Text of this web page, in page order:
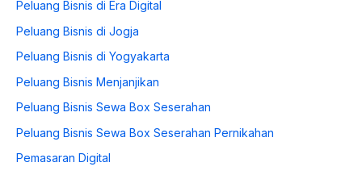
Peluang Bisnis di Era Digital
Peluang Bisnis di Jogja
Peluang Bisnis di Yogyakarta
Peluang Bisnis Menjanjikan
Peluang Bisnis Sewa Box Seserahan
Peluang Bisnis Sewa Box Seserahan Pernikahan
Pemasaran Digital